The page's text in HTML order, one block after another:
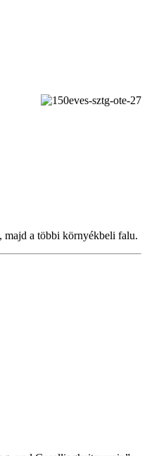
majd a többi környékbeli falu.